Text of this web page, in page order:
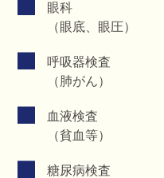
眼科
（眼底、眼圧）
呼吸器検査
（肺がん）
血液検査
（貧血等）
糖尿病検査